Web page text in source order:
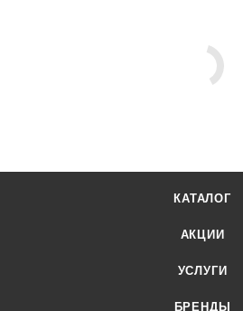
КАТАЛОГ
АКЦИИ
УСЛУГИ
БРЕНДЫ